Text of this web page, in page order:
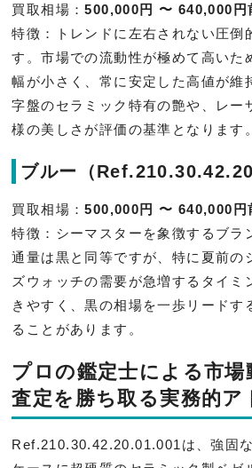
買取相場：500,000円 〜 640,000円
特徴：トレンドに左右されない圧倒
す。市場での流動性が極めて高いた
幅が小さく、常に安定した高値が維
字盤のセラミック特有の艶や、レー
様の美しさが評価の基準となります。
ブルー（
買取相場：500,000円 〜 640,000円
特徴：シーマスターを象徴するブラ
通量は黒と同等ですが、特に夏前の
ズウォッチの需要が急増するタイミ
きやすく、黒の相場を一歩リードす
ることがあります。
プロの鑑定士による市場
査定を勝ち取る実務的ア
Ref.210.30.42.20.01.001は、強固